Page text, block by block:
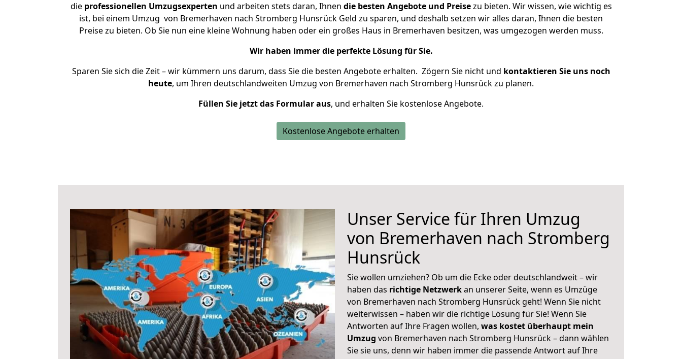
die professionellen Umzugsexperten und arbeiten stets daran, Ihnen die besten Angebote und Preisezu bieten. Wir wissen, wie wichtig es
ist, bei einem Umzug von Bremerhaven nach Stromberg Hunsrück Geld zu sparen, und deshalb setzen wir alles daran, Ihnen die besten
Preise zu bieten. Ob Sie nun eine kleine Wohnung haben oder ein großes Haus in Bremerhaven besitzen, was umgezogen werden muss.
Wir haben immer die perfekte Lösung für Sie.
Sparen Sie sich die Zeit – wir kümmern uns darum, dass Sie die besten Angebote erhalten. Zögern Sie nicht und kontaktieren Sie uns noch
heute, um Ihren deutschlandweiten Umzug von Bremerhaven nach Stromberg Hunsrück zu planen.
Füllen Sie jetzt das Formular aus, und erhalten Sie kostenlose Angebote.
Kostenlose Angebote erhalten
Unser Service für Ihren Umzug
von Bremerhaven nach Stromberg
Hunsrück
Sie wollen umziehen? Ob um die Ecke oder deutschlandweit – wir
haben das richtige Netzwerkan unserer Seite, wenn es Umzüge
von Bremerhaven nach Stromberg Hunsrück geht! Wenn Sie nicht
weiterwissen – haben wir die richtige Lösung für Sie! Wenn Sie
Antworten auf Ihre Fragen wollen, was kostet überhaupt mein
Umzug von Bremerhaven nach Stromberg Hunsrück – dann wählen
Sie sie uns, denn wir haben immer die passende Antwort auf Ihre